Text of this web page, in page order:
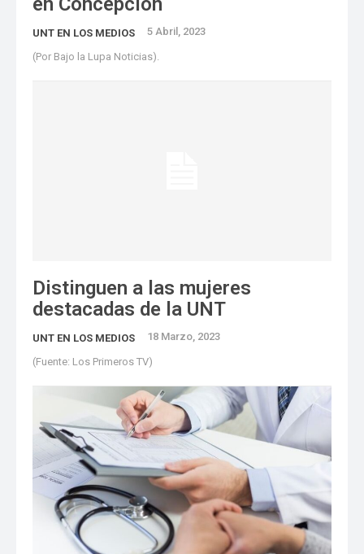
UNT EN LOS MEDIOS 5 Abril, 2023
(Por Bajo la Lupa Noticias).
Distinguen a las mujeres
destacadas de la UNT
UNT EN LOS MEDIOS 18 Marzo, 2023
(Fuente: Los Primeros TV)